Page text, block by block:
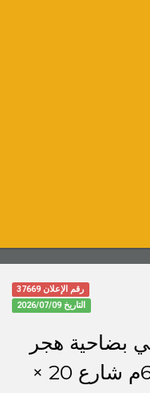
رقم الإعلان 37669
التاريخ 2026/07/09
بضاحية هجر
رقم 157/ج المساحة 674م شارع 20 ×